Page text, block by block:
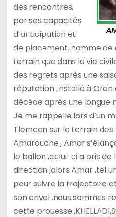
des rencontres,
par ses capacités
d’anticipation et
de placement, homme de
terrain que dans la vie
des regrets après une
réputation ,installé à Oran
décède après une longue
Je me rappelle lors d’un
Tlemcen sur le terrain
Amarouche , Amar
le ballon ,celui-ci a pris de
direction ,alors Amar ,tel
pour suivre la trajectoire
son envol ,nous sommes
cette prouesse